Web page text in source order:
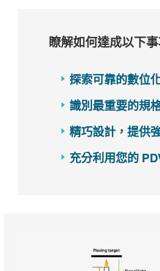
瞭解如何達成以下事
探索可靠的數位
識別最重要的規
精巧設計，提供
充分利用您的